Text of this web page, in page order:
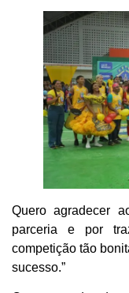
Quero agradecer
parceria e por
competição tão
sucesso.”